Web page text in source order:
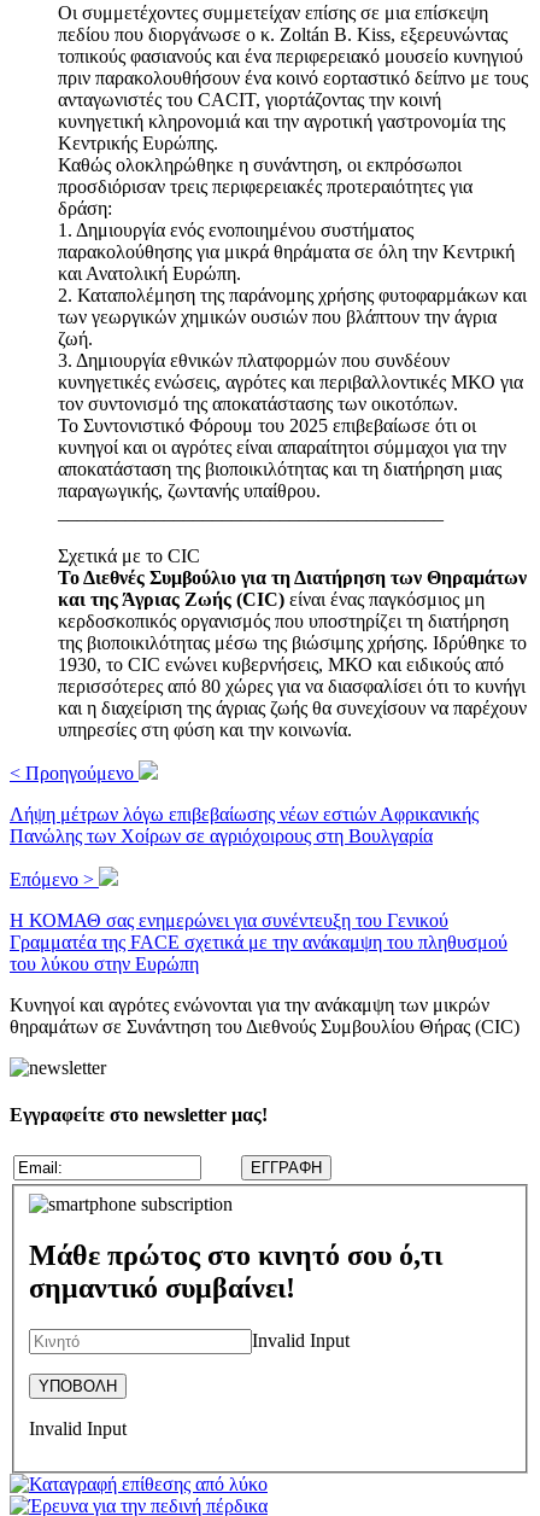
Οι συμμετέχοντες συμμετείχαν επίσης σε μια επίσκεψη
πεδίου που διοργάνωσε ο κ. Zoltán B. Kiss, εξερευνώντας
τοπικούς φασιανούς και ένα περιφερειακό μουσείο κυνηγιού
πριν παρακολουθήσουν ένα κοινό εορταστικό δείπνο με τους
ανταγωνιστές του CACIT, γιορτάζοντας την κοινή
κυνηγετική κληρονομιά και την αγροτική γαστρονομία της
Κεντρικής Ευρώπης.
Καθώς ολοκληρώθηκε η συνάντηση, οι εκπρόσωποι
προσδιόρισαν τρεις περιφερειακές προτεραιότητες για
δράση:
1. Δημιουργία ενός ενοποιημένου συστήματος
παρακολούθησης για μικρά θηράματα σε όλη την Κεντρική
και Ανατολική Ευρώπη.
2. Καταπολέμηση της παράνομης χρήσης φυτοφαρμάκων και
των γεωργικών χημικών ουσιών που βλάπτουν την άγρια
ζωή.
3. Δημιουργία εθνικών πλατφορμών που συνδέουν
κυνηγετικές ενώσεις, αγρότες και περιβαλλοντικές ΜΚΟ για
τον συντονισμό της αποκατάστασης των οικοτόπων.
Το Συντονιστικό Φόρουμ του 2025 επιβεβαίωσε ότι οι
κυνηγοί και οι αγρότες είναι απαραίτητοι σύμμαχοι για την
αποκατάσταση της βιοποικιλότητας και τη διατήρηση μιας
παραγωγικής, ζωντανής υπαίθρου.
Σχετικά με το CIC
Το Διεθνές Συμβούλιο για τη Διατήρηση των Θηραμάτων
και της Άγριας Ζωής (CIC) είναι ένας παγκόσμιος μη
κερδοσκοπικός οργανισμός που υποστηρίζει τη διατήρηση
της βιοποικιλότητας μέσω της βιώσιμης χρήσης. Ιδρύθηκε το
1930, το CIC ενώνει κυβερνήσεις, ΜΚΟ και ειδικούς από
περισσότερες από 80 χώρες για να διασφαλίσει ότι το κυνήγι
και η διαχείριση της άγριας ζωής θα συνεχίσουν να παρέχουν
υπηρεσίες στη φύση και την κοινωνία.
< Προηγούμενο
Λήψη μέτρων λόγω επιβεβαίωσης νέων εστιών Αφρικανικής
Πανώλης των Χοίρων σε αγριόχοιρους στη Βουλγαρία
Επόμενο >
Η ΚΟΜΑΘ σας ενημερώνει για συνέντευξη του Γενικού
Γραμματέα της FACE σχετικά με την ανάκαμψη του πληθυσμού
του λύκου στην Ευρώπη
Κυνηγοί και αγρότες ενώνονται για την ανάκαμψη των μικρών
θηραμάτων σε Συνάντηση του Διεθνούς Συμβουλίου Θήρας (CIC)
Εγγραφείτε στο newsletter μας!
Μάθε πρώτος στο κινητό σου ό,τι
σημαντικό συμβαίνει!
Invalid Input
Invalid Input